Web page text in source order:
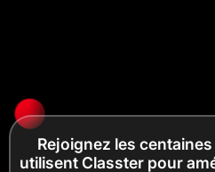
Rejoignez les
utilisent Classter pour